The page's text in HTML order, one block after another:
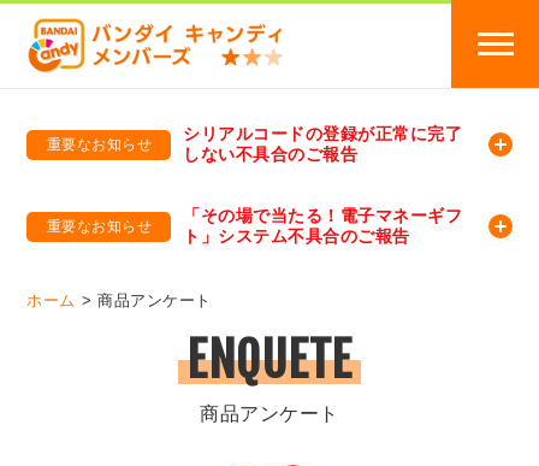
重要なお知らせ
シリアルコードの登録が正常に完了
しない不具合のご報告
重要なお知らせ
「その場で当たる！電子マネーギフ
ト」システム不具合のご報告
ホーム 商品アンケート
ENQUETE
商品アンケート